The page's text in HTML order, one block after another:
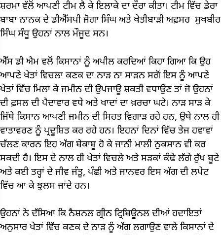
ਸ਼ਰਮਾ ਵੱਲੋਂ ਆਪਣੀ ਟੀਮ ਲੈ ਕੇ ਇਲਾਕੇ ਦਾ ਦੌਰਾ ਕੀਤਾ। ਟੀਮ ਵਿੱਚ ਡੇਰਾ
ਬਾਬਾ ਨਾਨਕ ਦੇ ਡੀਐੱਸਪੀ ਜੋਗਾ ਸਿੰਘ ਅਤੇ ਖੇਤੀਬਾੜੀ ਅਫ਼ਸਰ ਸੁਖਬੀਰ
ਸਿੰਘ ਸੰਧੂ ਉਹਨਾਂ ਨਾਲ ਮੌਜੂਦ ਸਨ।
ਐੱਸ ਡੀ ਐਮ ਵਲੋਂ ਕਿਸਾਨਾਂ ਨੂੰ ਅਪੀਲ ਕਰਦਿਆਂ ਕਿਹਾ ਗਿਆ ਕਿ ਉਹ
ਆਪਣੇ ਖੇਤਾਂ ਵਿਚਲਾ ਕਣਕ ਦਾ ਨਾੜ ਨਾ ਸਾੜਨ ਸਗੋਂ ਇਸ ਨੂੰ ਆਪਣੇ
ਖੇਤਾਂ ਵਿੱਚ ਮਿਲਾ ਕੇ ਜਮੀਨ ਦੀ ਉਪਜਾਊ ਸ਼ਕਤੀ ਵਧਾਉਣ ਤਾਂ ਜੋ ਉਹਨਾਂ
ਦੀ ਫ਼ਸਲ ਦੀ ਪੈਦਾਵਾਰ ਵਧੇ ਅਤੇ ਖਾਦਾਂ ਦਾ ਖ਼ਰਚਾ ਘਟੇ। ਨਾੜ ਸਾੜ ਕੇ
ਜਿੱਥੇ ਕਿਸਾਨ ਆਪਣੀ ਜਮੀਨ ਦੀ ਸਿਹਤ ਵਿਗਾੜ ਰਹੇ ਹਨ, ਉਥੇ ਨਾਲ ਹੀ
ਵਾਤਾਵਰਣ ਨੂੰ ਪ੍ਰਦੂਸ਼ਿਤ ਕਰ ਰਹੇ ਹਨ। ਇਹਨਾਂ ਦਿਨਾਂ ਵਿੱਚ ਤੇਜ ਹਵਾਵਾਂ
ਚੱਲਣ ਕਾਰਨ ਇਹ ਅੱਗ ਬੇਕਾਬੂ ਹੋ ਕੇ ਜਾਨੀ ਮਾਲੀ ਨੁਕਸਾਨ ਵੀ ਕਰ
ਸਕਦੀ ਹੈ। ਇਸ ਦੇ ਨਾਲ ਹੀ ਖੇਤਾਂ ਵਿਚਲੇ ਅਤੇ ਸੜਕਾਂ ਕੰਢੇ ਲੱਗੇ ਰੁੱਖ ਬੂਟੇ
ਅਤੇ ਕਈ ਤਰ੍ਹਾਂ ਦੇ ਜੀਵ ਜੰਤੂ, ਪੰਛੀ ਅਤੇ ਜਾਨਵਰ ਇਸ ਅੱਗ ਦੀ ਲਪੇਟ
ਵਿੱਚ ਆ ਕੇ ਝੁਲਸ ਜਾਂਦੇ ਹਨ।
ਉਹਨਾਂ ਨੇ ਦੱਸਿਆ ਕਿ ਨੈਸ਼ਨਲ ਗ੍ਰੀਨ ਟ੍ਰਿਬਿਊਨਲ ਦੀਆਂ ਹਦਾਇਤਾਂ
ਅਨੁਸਾਰ ਖੇਤਾਂ ਵਿੱਚ ਕਣਕ ਦੇ ਨਾੜ ਨੂੰ ਅੱਗ ਲਗਾਉਣ ਵਾਲੇ ਕਿਸਾਨਾਂ ਦੇ